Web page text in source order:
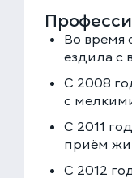
Во время
ездила с
С 2008
с
С 2011
приём
С 2012
Соглашаюсь с
и обработки